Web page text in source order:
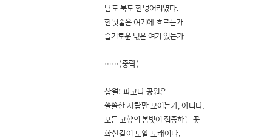
남도 북도 한덩어리였다.
한핏줄은 여기에 흐르는가
슬기로운 넋은 여기 있는가
……(중략)
삼월! 파고다 공원은
쓸쓸한 사람만 모이는가, 아니다.
모든 고향의 봄빛이 집중하는 곳
화산같이 토할 노래이다.